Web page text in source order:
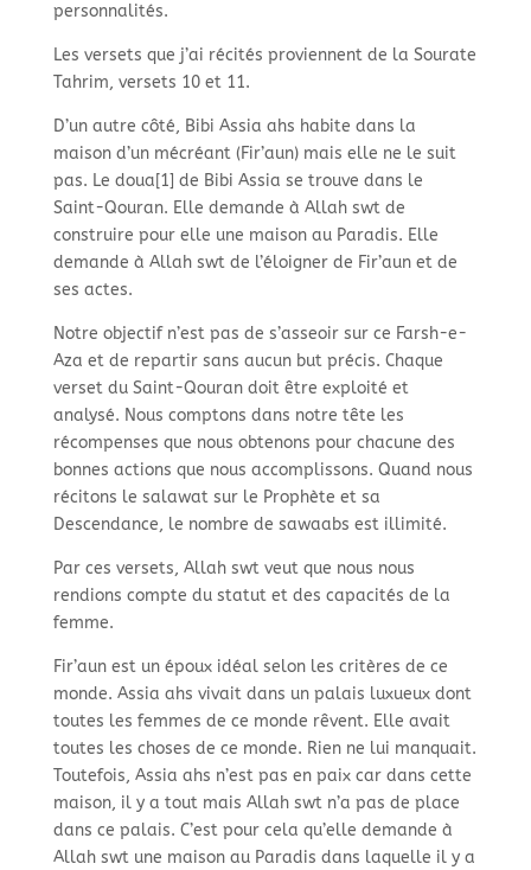
personnalités.
Les versets que j’ai récités proviennent de la Sourate
Tahrim, versets 10 et 11.
D’un autre côté, Bibi Assia ahs habite dans la
maison d’un mécréant (Fir’aun) mais elle ne le suit
pas. Le doua[1] de Bibi Assia se trouve dans le
Saint-Qouran. Elle demande à Allah swt de
construire pour elle une maison au Paradis. Elle
demande à Allah swt de l’éloigner de Fir’aun et de
ses actes.
Notre objectif n’est pas de s’asseoir sur ce Farsh-e-
Aza et de repartir sans aucun but précis. Chaque
verset du Saint-Qouran doit être exploité et
analysé. Nous comptons dans notre tête les
récompenses que nous obtenons pour chacune des
bonnes actions que nous accomplissons. Quand nous
récitons le salawat sur le Prophète et sa
Descendance, le nombre de sawaabs est illimité.
Par ces versets, Allah swt veut que nous nous
rendions compte du statut et des capacités de la
femme.
Fir’aun est un époux idéal selon les critères de ce
monde. Assia ahs vivait dans un palais luxueux dont
toutes les femmes de ce monde rêvent. Elle avait
toutes les choses de ce monde. Rien ne lui manquait.
Toutefois, Assia ahs n’est pas en paix car dans cette
maison, il y a tout mais Allah swt n’a pas de place
dans ce palais. C’est pour cela qu’elle demande à
Allah swt une maison au Paradis dans laquelle il y a